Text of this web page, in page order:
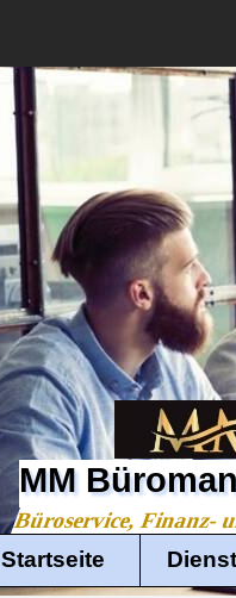
MM
Büroservice, Finanz-
Startseite